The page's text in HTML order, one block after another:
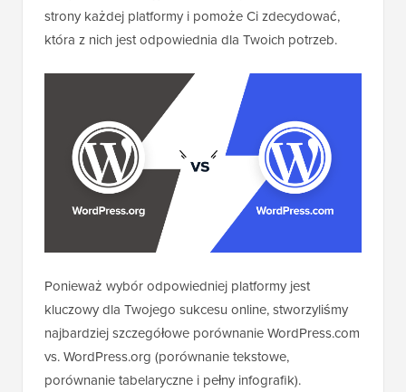
strony każdej platformy i pomoże Ci zdecydować,
która z nich jest odpowiednia dla Twoich potrzeb.
Ponieważ wybór odpowiedniej platformy jest
kluczowy dla Twojego sukcesu online, stworzyliśmy
najbardziej szczegółowe porównanie WordPress.com
vs. WordPress.org (porównanie tekstowe,
porównanie tabelaryczne i pełny infografik).